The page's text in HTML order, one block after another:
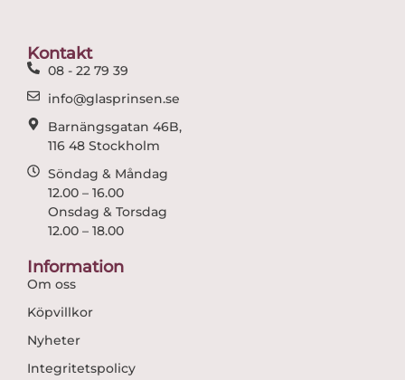
Kontakt
08 - 22 79 39
info@glasprinsen.se
Barnängsgatan 46B,
116 48 Stockholm
Söndag & Måndag
12.00 – 16.00
Onsdag & Torsdag
12.00 – 18.00
Information
Om oss
Köpvillkor
Nyheter
Integritetspolicy